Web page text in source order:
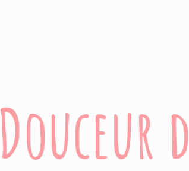
Douceur